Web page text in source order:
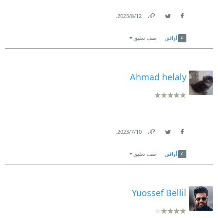
12‏/8‏/2023
.
أوافق اضف تعليق
Ahmad helaly
10‏/7‏/2023
.
أوافق اضف تعليق
Yuossef Bellil